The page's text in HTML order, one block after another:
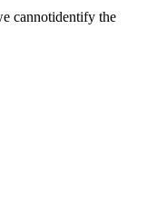
cannotidentify the